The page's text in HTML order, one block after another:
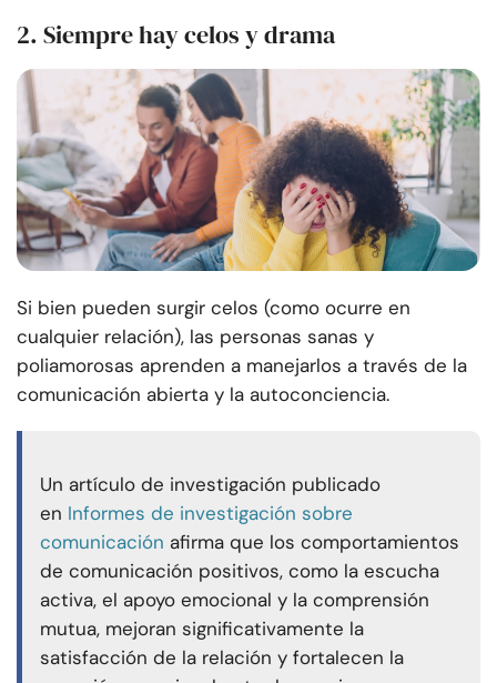
2. Siempre hay celos y drama
Si bien pueden surgir celos (como ocurre en
cualquier relación), las personas sanas y
poliamorosas aprenden a manejarlos a través de la
comunicación abierta y la autoconciencia.
Un artículo de investigación publicado
en Informes de investigación sobre
comunicación afirma que los comportamientos
de comunicación positivos, como la escucha
activa, el apoyo emocional y la comprensión
mutua, mejoran significativamente la
satisfacción de la relación y fortalecen la